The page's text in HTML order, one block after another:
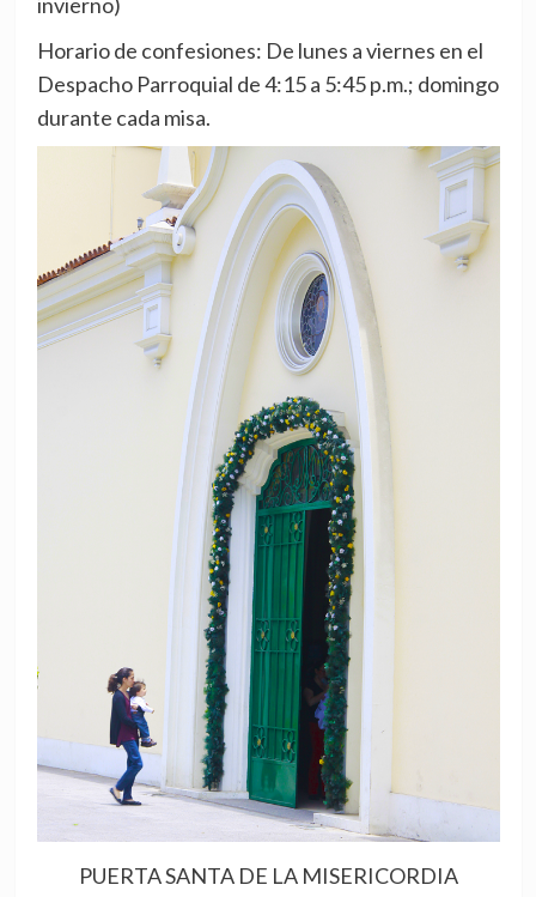
invierno)
Horario de confesiones: De lunes a viernes en el
Despacho Parroquial de 4:15 a 5:45 p.m.; domingo
durante cada misa.
PUERTA SANTA DE LA MISERICORDIA